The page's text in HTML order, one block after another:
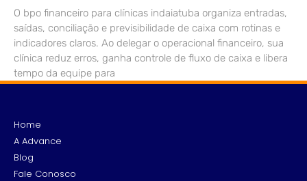
O bpo financeiro para clínicas indaiatuba organiza entradas,
saídas, conciliação e previsibilidade de caixa com rotinas e
indicadores claros. Ao delegar o operacional financeiro, sua
clínica reduz erros, ganha controle de fluxo de caixa e libera
tempo da equipe para
Home
A Advance
Blog
Fale Conosco